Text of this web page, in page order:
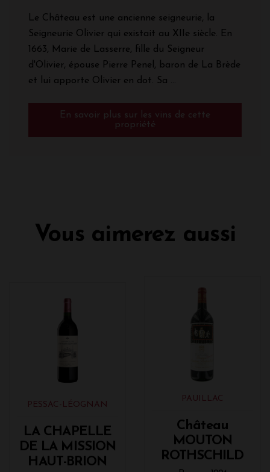
Le Château est une ancienne seigneurie, la
Seigneurie Olivier qui existait au XIIe siècle. En
1663, Marie de Lasserre, fille du Seigneur
d'Olivier, épouse Pierre Penel, baron de La Brède
et lui apporte Olivier en dot. Sa ...
En savoir plus sur les vins de cette
propriété
Vous aimerez aussi
PESSAC-LÉOGNAN
LA CHAPELLE
DE LA MISSION
HAUT-BRION
PAUILLAC
Château
MOUTON
ROTHSCHILD